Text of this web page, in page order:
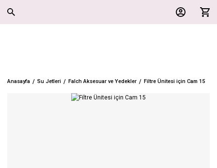
Anasayfa Su Jetleri Falch Aksesuar ve Yedekler Filtre Ünitesi için Cam 15